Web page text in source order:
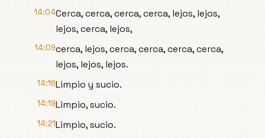
14:04Cerca, cerca, cerca, cerca, lejos, lejos,
lejos, cerca, lejos,
14:09cerca, lejos, cerca, cerca, cerca, cerca,
lejos, lejos, lejos.
14:16Limpio y sucio.
14:19Limpio, sucio.
14:21Limpio, sucio.